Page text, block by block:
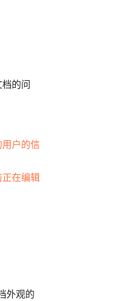
的问
户的信
在编辑
外观的